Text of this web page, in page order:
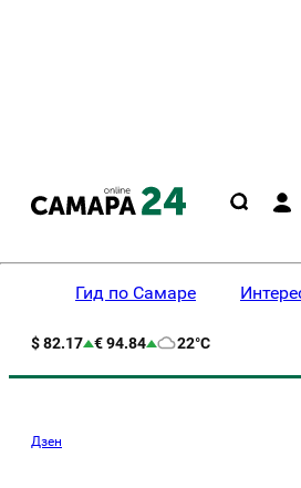
Гид по Самаре
$ 82.17 € 94.84 22°C
Дзен